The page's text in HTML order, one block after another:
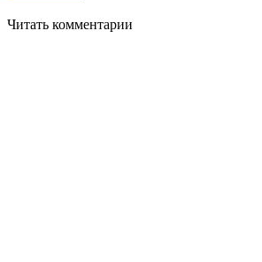
Читать комментарии